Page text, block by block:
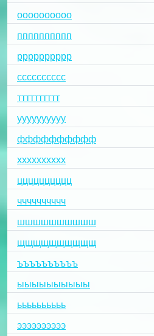
оооооооооо
пппппппппп
рррррррррр
сссссссссс
тттттттттт
уууууууууу
фффффффффф
хххххххххх
цццццццццц
чччччччччч
шшшшшшшшшш
щщщщщщщщщщ
ъъъъъъъъъъ
ыыыыыыыыыы
ьььььььььь
ээээээээээ